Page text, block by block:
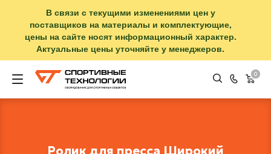
В связи с текущими изменениями цен у
поставщиков на материалы и комплектующие,
цены на сайте носят информационный характер.
Актуальные цены уточняйте у менеджеров.
0